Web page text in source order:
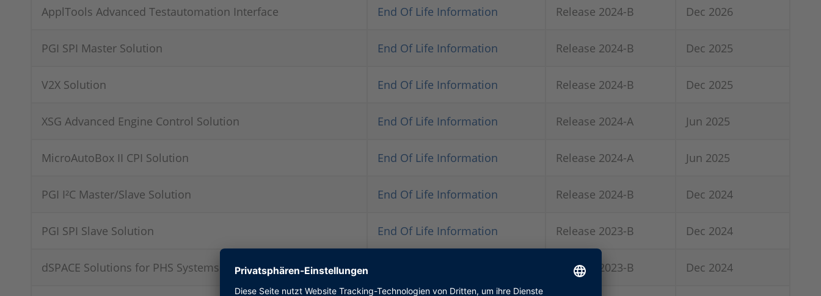
ApplTools Advanced Testautomation Interface End Of Life Information Release 2024-B Dec 2026
PGI SPI Master Solution End Of Life Information Release 2024-B Dec 2025
V2X Solution End Of Life Information Release 2024-B Dec 2025
XSG Advanced Engine Control Solution End Of Life Information Release 2024-A Jun 2025
MicroAutoBox II CPI Solution End Of Life Information Release 2024-A Jun 2025
PGI I²C Master/Slave Solution End Of Life Information Release 2024-B Dec 2024
PGI SPI Slave Solution End Of Life Information Release 2023-B Dec 2024
dSPACE Solutions for PHS Systems Release 2023-B Dec 2024